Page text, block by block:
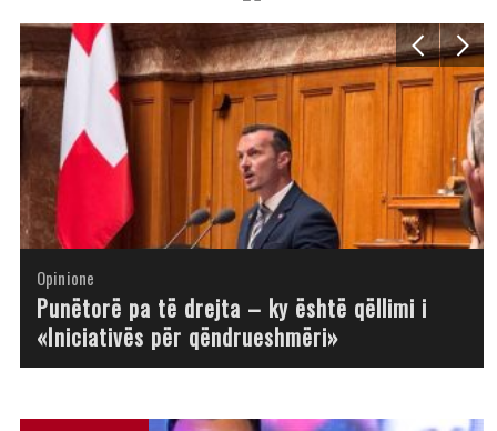
Opinione
Opinione
Punëtorë pa të drejta – ky është qëllimi i
«Iniciativës për qëndrueshmëri»
Opinione
Opinione
Opinione
Opinione
Opinione
Opinione